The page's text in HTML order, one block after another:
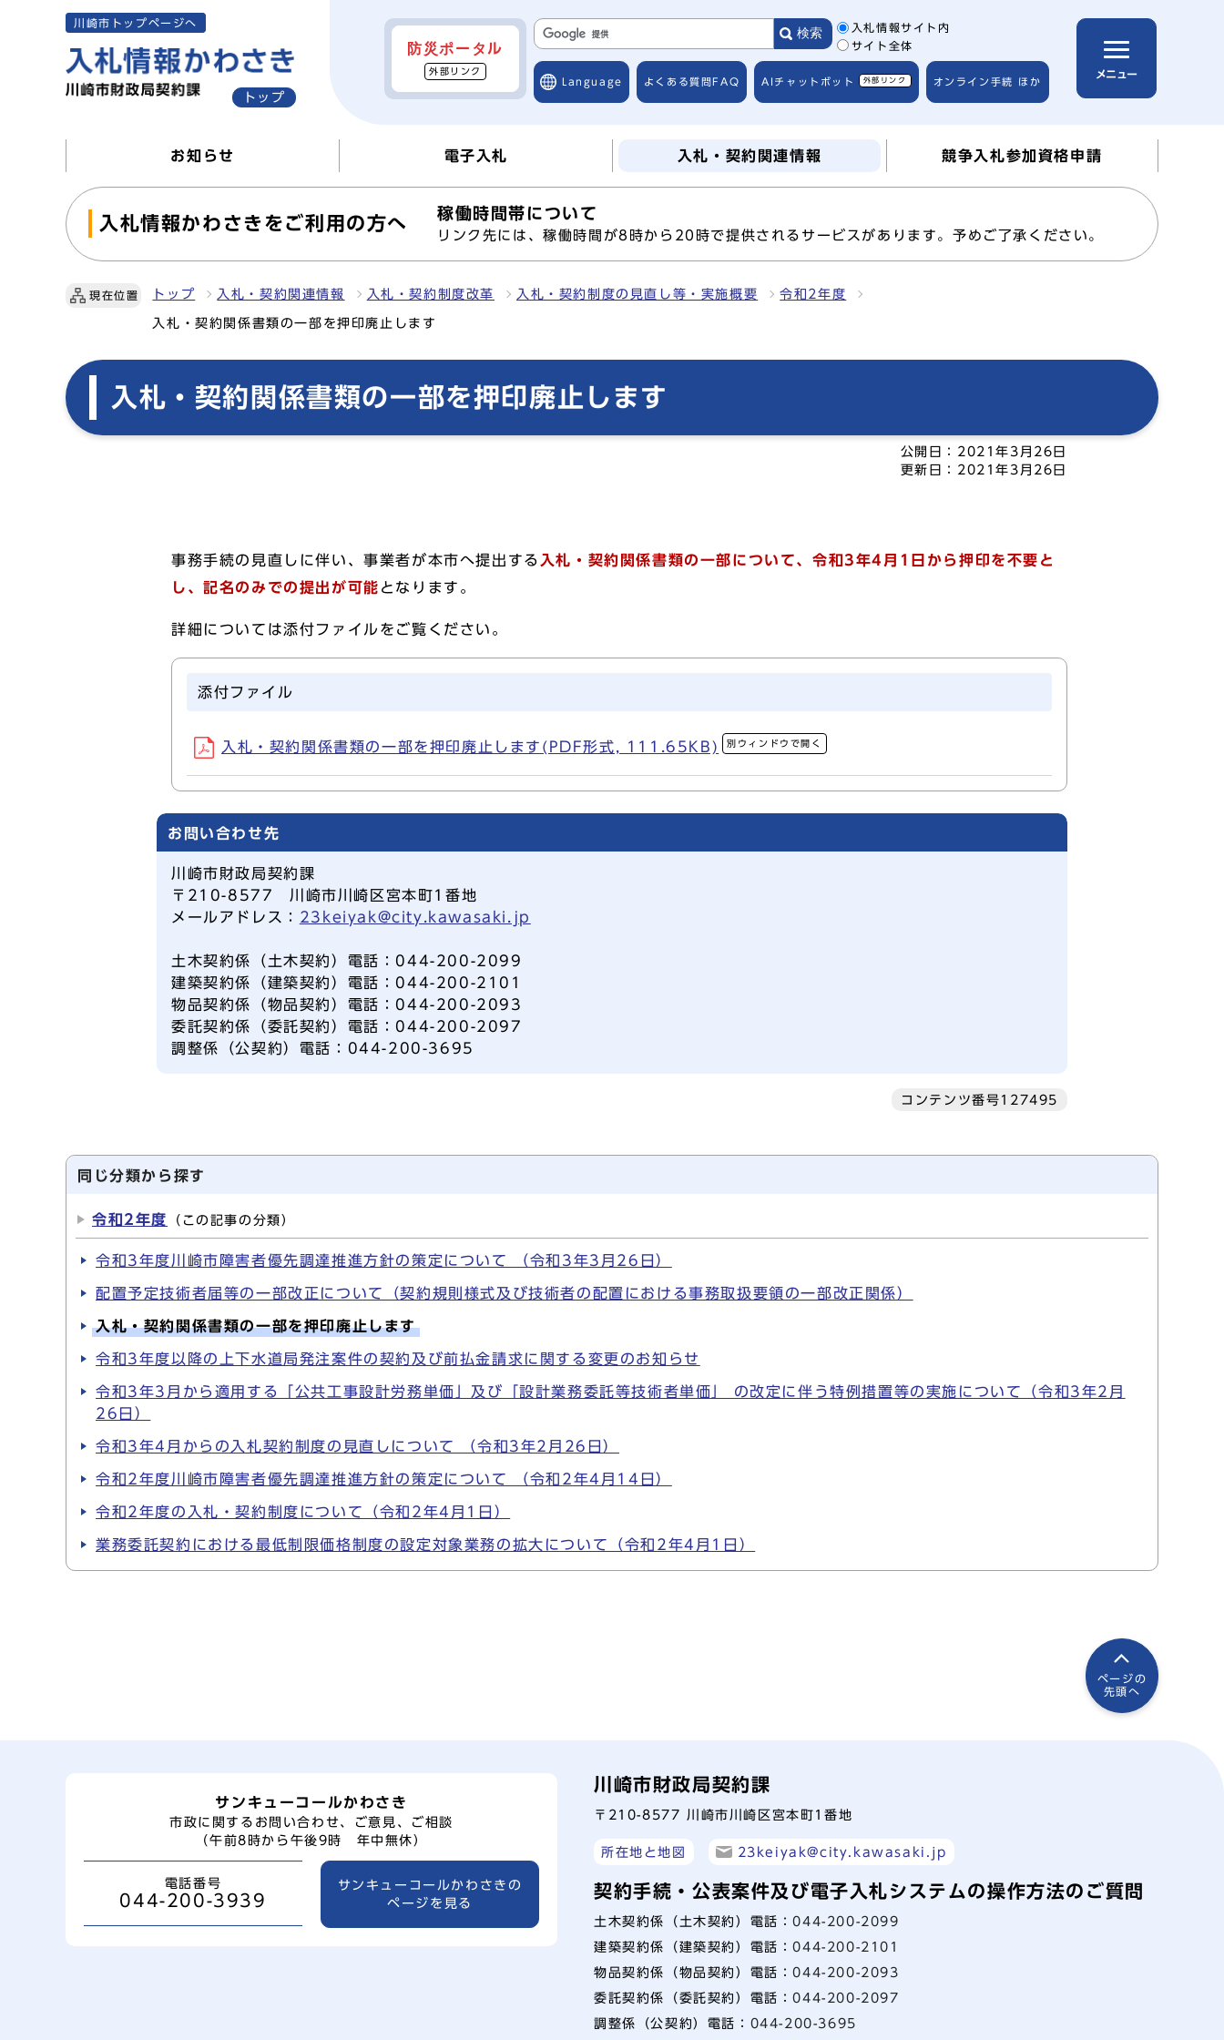
川崎市トップページへ
トップ
防災ポータル
外部リンク
検索 サイト内検索の範囲
入札情報サイト内
サイト全体
Language よくある質問 FAQ AIチャットボット 外部リンク オンライン手続 ほか
メニュー
お知らせ 電子入札 入札・契約関連情報 競争入札参加資格申請
入札情報かわさきをご利用の方へ
稼働時間帯について
リンク先には、稼働時間が8時から20時で提供されるサービスがあります。予めご了承ください。
現在位置 トップ 入札・契約関連情報 入札・契約制度改革 入札・契約制度の見直し等・実施概要 令和2年度
入札・契約関係書類の一部を押印廃止します
入札・契約関係書類の一部を押印廃止します
公開日： 2021年3月26日
更新日： 2021年3月26日
事務手続の見直しに伴い、事業者が本市へ提出する 入札・契約関係書類の一部について、令和3年4月1日から押印を不要と
し、記名のみでの提出が可能 となります。
詳細については添付ファイルをご覧ください。
添付ファイル
入札・契約関係書類の一部を押印廃止します(PDF形式, 111.65KB) 別ウィンドウで開く
お問い合わせ先
川崎市財政局契約課
〒210-8577 川崎市川崎区宮本町1番地
メールアドレス： 23keiyak@city.kawasaki.jp
土木契約係（土木契約）電話：044-200-2099
建築契約係（建築契約）電話：044-200-2101
物品契約係（物品契約）電話：044-200-2093
委託契約係（委託契約）電話：044-200-2097
調整係（公契約）電話：044-200-3695
コンテンツ番号127495
同じ分類から探す
令和2年度 （この記事の分類）
令和3年度川崎市障害者優先調達推進方針の策定について （令和3年3月26日）
配置予定技術者届等の一部改正について（契約規則様式及び技術者の配置における事務取扱要領の一部改正関係）
入札・契約関係書類の一部を押印廃止します
令和3年度以降の上下水道局発注案件の契約及び前払金請求に関する変更のお知らせ
令和3年3月から適用する「公共工事設計労務単価」及び「設計業務委託等技術者単価」 の改定に伴う特例措置等の実施について（令和3年2月
26日）
令和3年4月からの入札契約制度の見直しについて （令和3年2月26日）
令和2年度川崎市障害者優先調達推進方針の策定について （令和2年4月14日）
令和2年度の入札・契約制度について（令和2年4月1日）
業務委託契約における最低制限価格制度の設定対象業務の拡大について（令和2年4月1日）
ページの
先頭へ
サンキューコールかわさき
市政に関するお問い合わせ、ご意見、ご相談
（午前8時から午後9時 年中無休）
電話番号
044-200-3939
サンキューコールかわさきの
ページを見る
川崎市財政局契約課
〒210-8577 川崎市川崎区宮本町1番地
所在地と地図 23keiyak@city.kawasaki.jp
契約手続・公表案件及び電子入札システムの操作方法のご質問
土木契約係（土木契約）電話：044-200-2099
建築契約係（建築契約）電話：044-200-2101
物品契約係（物品契約）電話：044-200-2093
委託契約係（委託契約）電話：044-200-2097
調整係（公契約）電話： 044-200-3695